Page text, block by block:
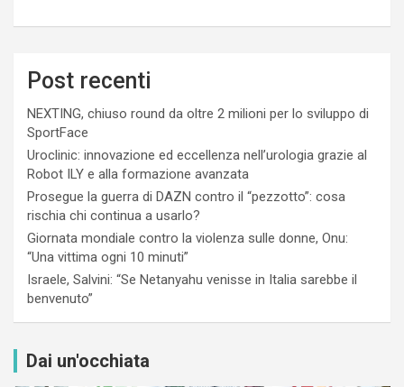
Post recenti
NEXTING, chiuso round da oltre 2 milioni per lo sviluppo di
SportFace
Uroclinic: innovazione ed eccellenza nell’urologia grazie al
Robot ILY e alla formazione avanzata
Prosegue la guerra di DAZN contro il “pezzotto”: cosa
rischia chi continua a usarlo?
Giornata mondiale contro la violenza sulle donne, Onu:
“Una vittima ogni 10 minuti”
Israele, Salvini: “Se Netanyahu venisse in Italia sarebbe il
benvenuto”
Dai un'occhiata